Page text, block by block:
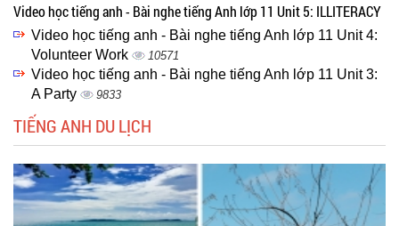
Video học tiếng anh - Bài nghe tiếng Anh lớp 11 Unit 5: ILLITERACY
Video học tiếng anh - Bài nghe tiếng Anh lớp 11 Unit 4:
Volunteer Work
10571
Video học tiếng anh - Bài nghe tiếng Anh lớp 11 Unit 3:
A Party
9833
TIẾNG ANH DU LỊCH